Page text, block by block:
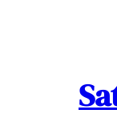
springen